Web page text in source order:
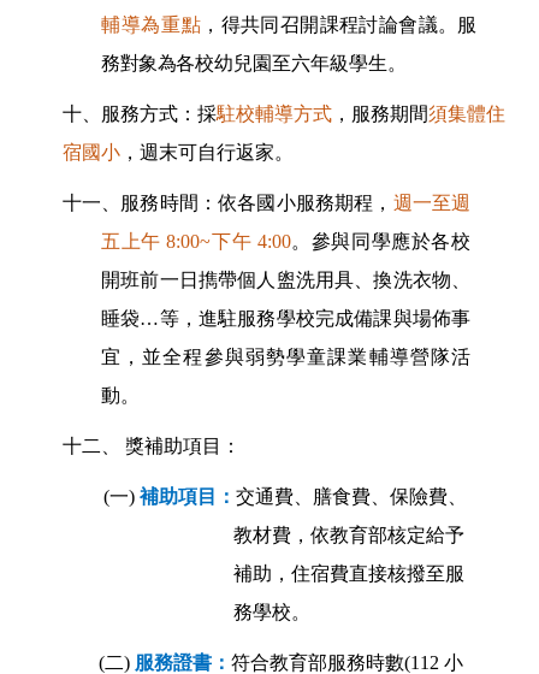
輔導為重點 ，得共同召開課程討論會議。服
務對象為各校幼兒園至六年級學生。
十、服務方式：採駐校輔導方式 ，服務期間須集體住
宿國小 ，週末可自行返家。
十一、服務時間：依各國小服務期程， 週一至週
五上午 8:00~下午 4:00。參與同學應於各校
開班前一日擕帶個人盥洗用具、換洗衣物、
睡袋…等，進駐服務學校完成備課與場佈事
宜，並全程參與弱勢學童課業輔導營隊活
動。
十二、 獎補助項目：
(一) 補助項目： 交通費、膳食費、保險費、
教材費，依教育部核定給予
補助，住宿費直接核撥至服
務學校。
(二) 服務證書：符合教育部服務時數(112 小